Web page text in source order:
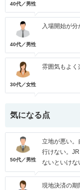
40代／男性
40代／男性
入場開始が分
30代／女性
雰囲気もよく
気になる点
50代／男性
立地が悪い。
行けない。
ないといけな
現地決済の期